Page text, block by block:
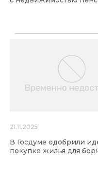
21.11.2025
В Госдуме одобрили
покупке жилья для